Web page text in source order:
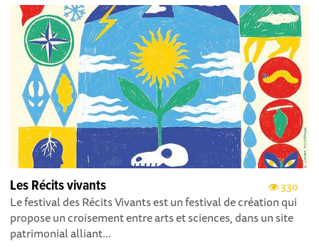
330
Les Récits vivants
Le festival des Récits Vivants est un festival de création qui
propose un croisement entre arts et sciences, dans un site
patrimonial alliant...